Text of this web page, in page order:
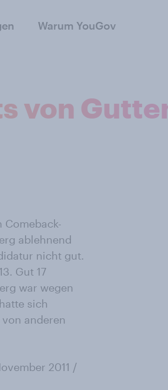
Warum YouGov
von
Comeback-
ablehnend
nicht gut.
Gut 17
war wegen
sich
anderen
2011 /